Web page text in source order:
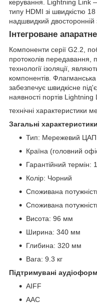
керування. Lightning Link
типу HDMI зі швидкістю
надшвидкий двосторонній
Інтегроване
Компоненти серії G2.2,
протоколів передавання,
технології ізоляції,
компонентів.
забезпечує швидкісне
наявності портів Lightning
технічні характеристики
Загальні
Тип: Мережевий ЦАП
Країна (головний
Гарантійний термін:
Колір: Чорний
Споживана
Споживана
Висота: 96 мм
Ширина: 340 мм
Глибина: 320 мм
Вага: 9.3 кг
Підтримувані
AIFF
AAC